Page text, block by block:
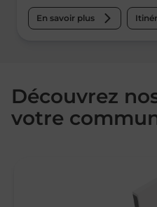
En savoir plus
Découvrez
votre